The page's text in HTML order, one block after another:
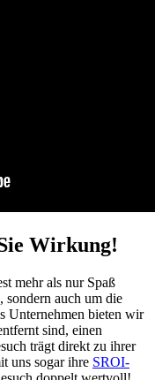
Wirkung!
mehr als nur Spaß
sondern auch um die
Unternehmen bieten wir
sind, einen
trägt direkt zu ihrer
uns sogar ihre SROI-